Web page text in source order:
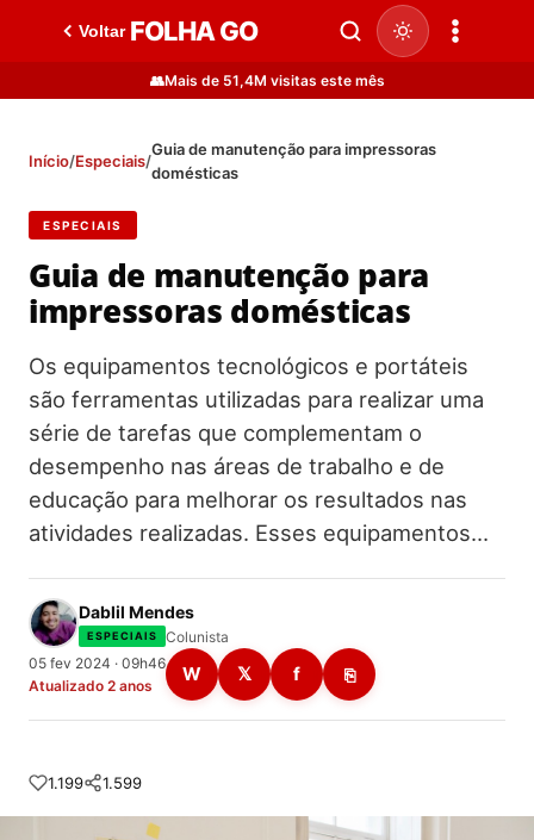
Voltar FOLHA GO
👥Mais de 51,4M visitas este mês
Início/Especiais/
Guia de manutenção para impressoras
domésticas
ESPECIAIS
Guia de manutenção para
impressoras domésticas
Os equipamentos tecnológicos e portáteis
são ferramentas utilizadas para realizar uma
série de tarefas que complementam o
desempenho nas áreas de trabalho e de
educação para melhorar os resultados nas
atividades realizadas. Esses equipamentos…
Dablil Mendes
ESPECIAIS
Colunista
05 fev 2024 · 09h46
Atualizado 2 anos
W 𝕏 f ⎘
1.199 1.599